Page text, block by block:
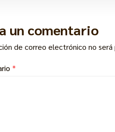
un comentario
de correo electrónico no será
*